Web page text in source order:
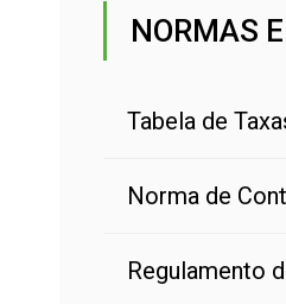
NORMAS
Tabela de
Norma de
Regulamento